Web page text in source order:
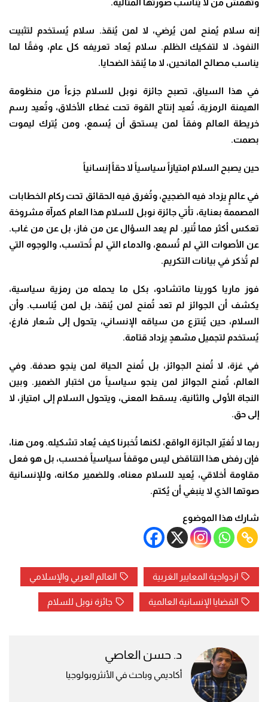
وتُهمّش من لا يُناسب صورتها المثالية.
إنه سلام يُمنح لمن يُرضي، لا لمن يُنقذ. سلام يُستخدم لتثبيت
النفوذ، لا لتفكيك الظلم. سلام يُعاد تعريفه كل عام، وفقًا لما
يناسب مصالح المانحين، لا ما يُنقذ الضحايا.
في هذا السياق، تصبح جائزة نوبل للسلام جزءاً من منظومة
الهيمنة الرمزية، تُعيد إنتاج القوة تحت غطاء الأخلاق، وتُعيد رسم
خريطة العالم وفقاً لمن يستحق أن يُسمع، ومن يُترك ليموت
بصمت.
حين يصبح السلام امتيازاً سياسياً لا حقاً إنسانياً
في عالمٍ يزداد فيه الضجيج، وتُغرق فيه الحقائق تحت ركام الخطابات
المصممة بعناية، تأتي جائزة نوبل للسلام هذا العام كمرآة مشروخة
تعكس أكثر مما تُنير. لم يعد السؤال عن من فاز، بل عن من غاب.
عن الأصوات التي لم تُسمع، والدماء التي لم تُحتسب، والوجوه التي
لم تُذكر في بيانات التكريم.
فوز ماريا كورينا ماتشادو، بكل ما يحمله من رمزية سياسية،
يكشف أن الجوائز لم تعد تُمنح لمن يُنقذ، بل لمن يُناسب. وأن
السلام، حين يُنتزع من سياقه الإنساني، يتحول إلى شعار فارغ،
يُستخدم لتجميل مشهدٍ يزداد قتامة.
في غزة، لا تُمنح الجوائز، بل تُمنح الحياة لمن ينجو صدفة. وفي
العالم، تُمنح الجوائز لمن ينجو سياسياً من اختبار الضمير. وبين
النجاة الأولى والثانية، يسقط المعنى، ويتحول السلام إلى امتياز، لا
إلى حق.
ربما لا تُغيّر الجائزة الواقع، لكنها تُخبرنا كيف يُعاد تشكيله. ومن هنا،
فإن رفض هذا التناقض ليس موقفاً سياسياً فحسب، بل هو فعل
مقاومة أخلاقي، يُعيد للسلام معناه، وللضمير مكانه، وللإنسانية
صوتها الذي لا ينبغي أن يُكتم.
شارك هذا الموضوع
ازدواجية المعايير الغربية العالم العربي والإسلامي
القضايا الإنسانية العالمية جائزة نوبل للسلام
د. حسن العاصي
أكاديمي وباحث في الأنثروبولوجيا